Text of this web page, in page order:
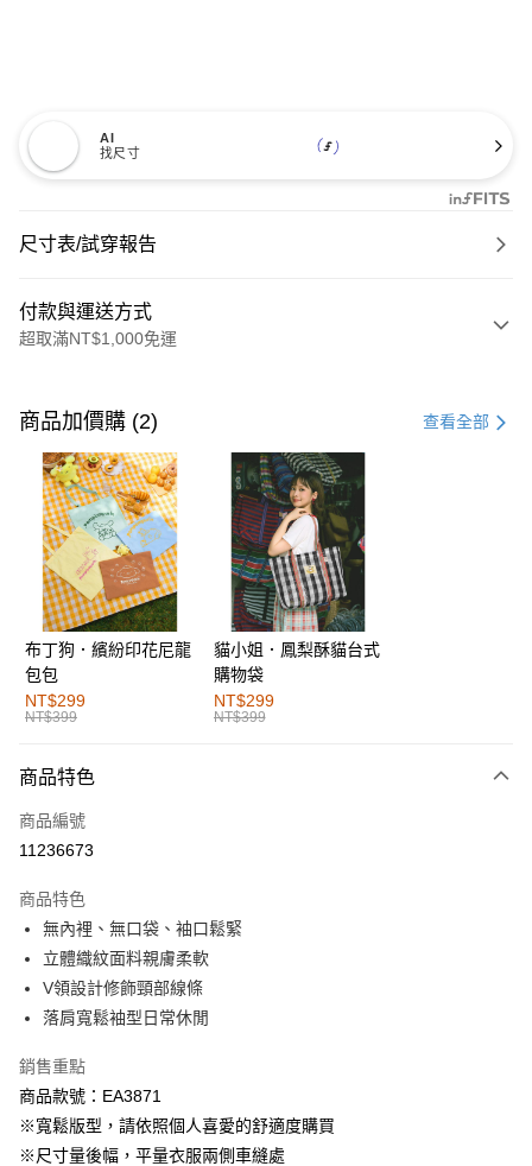
AI
找尺寸
尺寸表/試穿報告
付款與運送方式
超取滿NT$1,000免運
信用卡一次付款
購物金
超商取貨付款
LINE Pay
街口支付
運送方式
全家取貨付款
每筆NT$60，滿NT$1,000(含以上)免運費
付款後全家取貨
萊爾富取貨付款
付款後萊爾富取貨
每筆NT$60，滿NT$1,000(含以上)免運費
7-11取貨付款
每筆NT$60，滿NT$1,000(含以上)免運費
付款後7-11取貨
每筆NT$60，滿NT$1,000(含以上)免運費
宅配
商品加價購 (2) 查看全部
布丁狗．繽紛印花尼龍
包包
NT$299
NT$399
貓小姐．鳳梨酥貓台式
購物袋
NT$299
NT$399
商品特色
商品編號
11236673
商品特色
無內裡、無口袋、袖口鬆緊
立體織紋面料親膚柔軟
V領設計修飾頸部線條
落肩寬鬆袖型日常休閒
銷售重點
商品款號：EA3871
※寬鬆版型，請依照個人喜愛的舒適度購買
※尺寸量後幅，平量衣服兩側車縫處